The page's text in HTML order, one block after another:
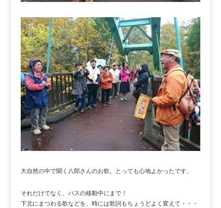
大自然の中で聞く八郎さんのお歌。とっても心地よかったです。
それだけでなく、バスの移動中にまで！
下北にまつわる歌などを、時には歌詞もちょうどよく変えて・・・